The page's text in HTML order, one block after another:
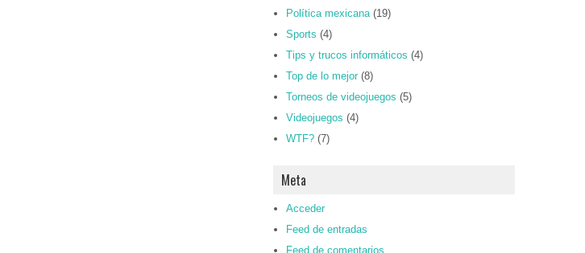
Política mexicana(19)
Sports (4)
Tips y trucos informáticos (4)
Top de lo mejor (8)
Torneos de videojuegos (5)
Videojuegos (4)
WTF? (7)
Meta
Acceder
Feed de entradas
Feed de comentarios